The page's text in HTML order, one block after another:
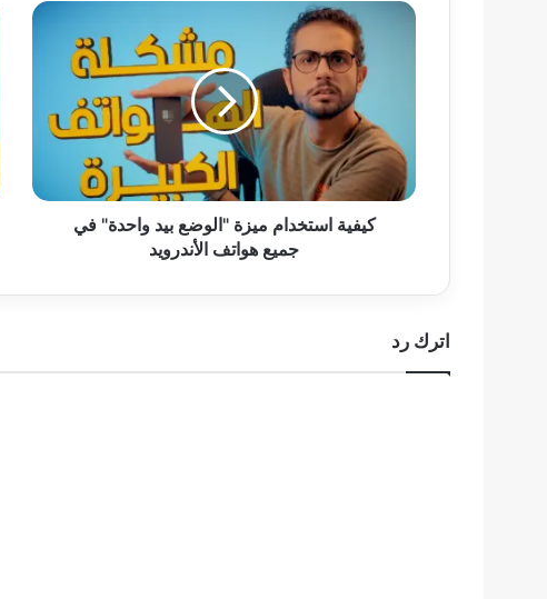
كيفية
واحدة"
في
جميع
هواتف
الأندرويدكيفية استخدام ميزة "الوضع بيد واحدة" في
جميع هواتف الأندرويد
اترك رد